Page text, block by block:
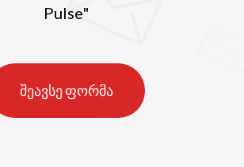
Pulse"
შეავსე ფორმა